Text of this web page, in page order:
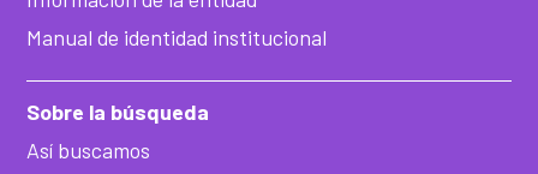
Manual de identidad institucional
Sobre la búsqueda
Así buscamos